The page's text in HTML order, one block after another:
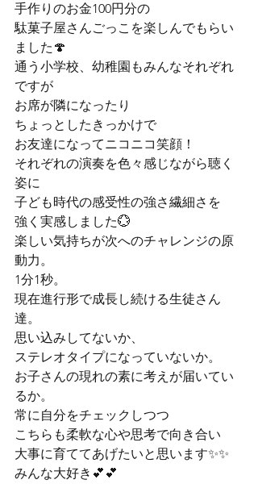
手作りのお金100円分の
駄菓子屋さんごっこを楽しんでもらい
ました🍄
通う小学校、幼稚園もみんなそれぞれ
ですが
お席が隣になったり
ちょっとしたきっかけで
お友達になってニコニコ笑顔！
それぞれの演奏を色々感じながら聴く
姿に
子ども時代の感受性の強さ繊細さを
強く実感しました💮
楽しい気持ちが次へのチャレンジの原
動力。
1分1秒。
現在進行形で成長し続ける生徒さん
達。
思い込みしてないか、
ステレオタイプになっていないか。
お子さんの現れの素に考えが届いてい
るか。
常に自分をチェックしつつ
こちらも柔軟な心や思考で向き合い
大事に育ててあげたいと思います✨✨
みんな大好き💕💕